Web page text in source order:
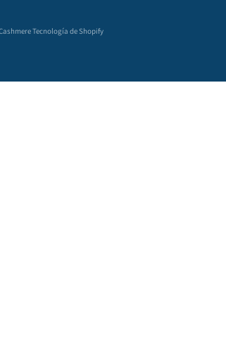
Tecnología de Shopify